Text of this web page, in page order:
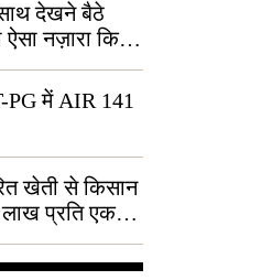
देखने बैठे
नज़ारा कि
कर सकते हैं”
में AIR 141
खेती से किसान
प्रति एकड़